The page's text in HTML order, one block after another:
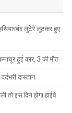
लुटेरे लूटकर हुए
हुई कार, 3 की मौत
दास्तान
तो इस दिन होगा हाईवे